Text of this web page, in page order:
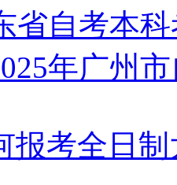
省自考本
年广州
报考全日